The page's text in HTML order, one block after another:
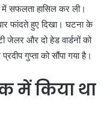
सफलता हासिल कर ली।
फांदते हुए दिखा। घटना के
जेलर और दो हेड वार्डनों को
गुप्ता को सौंपा गया है।
में किया था